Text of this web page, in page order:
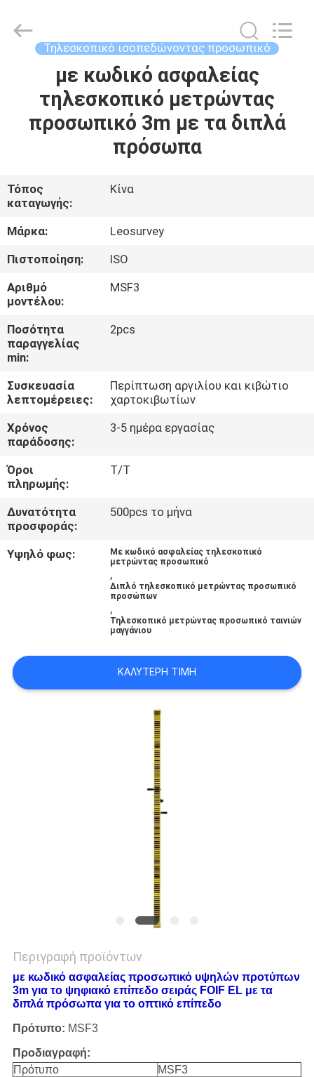
ΠΡΟΪΌΝΤΑ
ΕΜΕΊΣ
ΓΎΡΟΣ
ΕΡΓΟΣΤΑΣΊΩΝ
ΠΟΙΟΤΙΚΌΣ
ΈΛΕΓΧΟΣ
ΕΛΆΤΕ
ΣΕ
ΕΠΑΦΉ
ΜΕ
ΖΗΤΉΣΤΕ
ΈΝΑ
ΑΠΌΣΠΑΣΜΑ
POLICY
Instrument
Co.,Ltd.
Τηλεσκοπικό ισοπεδώνοντας προσωπικό
με κωδικό ασφαλείας
τηλεσκοπικό μετρώντας
προσωπικό 3m με τα διπλά
πρόσωπα
Τόπος
καταγωγής:
Κίνα
Μάρκα:
Leosurvey
Πιστοποίηση:
ISO
Αριθμό
μοντέλου:
MSF3
Ποσότητα
παραγγελίας
min:
2pcs
Συσκευασία
λεπτομέρειες:
Περίπτωση αργιλίου και κιβώτιο
χαρτοκιβωτίων
Χρόνος
παράδοσης:
3-5 ημέρα εργασίας
Όροι
πληρωμής:
T/T
Δυνατότητα
προσφοράς:
500pcs το μήνα
Υψηλό φως:
Με κωδικό ασφαλείας τηλεσκοπικό
μετρώντας προσωπικό
,
Διπλό τηλεσκοπικό μετρώντας προσωπικό
προσώπων
,
Τηλεσκοπικό μετρώντας προσωπικό ταινιών
μαγγάνιου
ΚΑΛΎΤΕΡΗ ΤΙΜΉ
Περιγραφή προϊόντων
με κωδικό ασφαλείας προσωπικό υψηλών προτύπων
3m για το ψηφιακό επίπεδο σειράς FOIF EL με τα
διπλά πρόσωπα για το οπτικό επίπεδο
Πρότυπο: MSF3
Προδιαγραφή:
Πρότυπο
MSF3